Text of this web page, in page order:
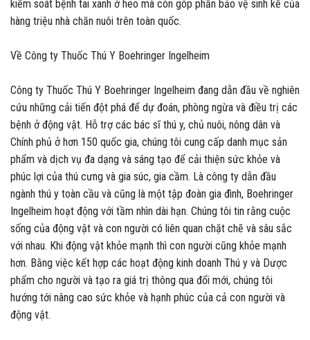
kiểm soát bệnh tai xanh ở heo mà còn góp phần bảo vệ sinh kế của
hàng triệu nhà chăn nuôi trên toàn quốc.
Về Công ty Thuốc Thú Y Boehringer Ingelheim
Công ty Thuốc Thú Y Boehringer Ingelheim đang dẫn đầu về nghiên
cứu những cải tiến đột phá để dự đoán, phòng ngừa và điều trị các
bệnh ở động vật. Hỗ trợ các bác sĩ thú y, chủ nuôi, nông dân và
Chính phủ ở hơn 150 quốc gia, chúng tôi cung cấp danh mục sản
phẩm và dịch vụ đa dạng và sáng tạo để cải thiện sức khỏe và
phúc lợi của thú cưng và gia súc, gia cầm. Là công ty dẫn đầu
ngành thú y toàn cầu và cũng là một tập đoàn gia đình, Boehringer
Ingelheim hoạt động với tầm nhìn dài hạn. Chúng tôi tin rằng cuộc
sống của động vật và con người có liên quan chặt chẽ và sâu sắc
với nhau. Khi động vật khỏe mạnh thì con người cũng khỏe mạnh
hơn. Bằng việc kết hợp các hoạt động kinh doanh Thú y và Dược
phẩm cho người và tạo ra giá trị thông qua đổi mới, chúng tôi
hướng tới nâng cao sức khỏe và hạnh phúc của cả con người và
động vật.